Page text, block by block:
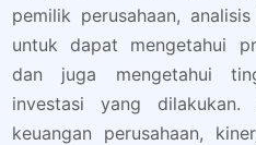
pemilik perusahaan,
untuk dapat mengetahui
dan juga mengetahui
investasi yang
keuangan perusahaan,